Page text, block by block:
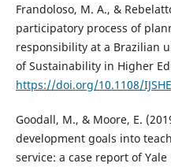
Frandoloso, M. A., &
participatory process of
responsibility at a Brazilian
of Sustainability in Higher
https://doi.org/10.1108/
Goodall, M., & Moore, E.
development goals into
service: a case report of